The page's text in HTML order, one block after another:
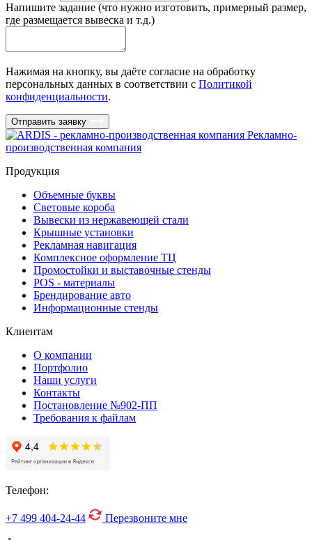
Напишите задание (что нужно изготовить, примерный размер,
где размещается вывеска и т.д.)
Нажимая на кнопку, вы даёте согласие на обработку
персональных данных в соответствии c Политикой
конфиденциальности.
Отправить заявку
Рекламно-
производственная компания
Продукция
Объемные буквы
Световые короба
Вывески из нержавеющей стали
Крышные установки
Рекламная навигация
Комплексное оформление ТЦ
Промостойки и выставочные стенды
POS - материалы
Брендирование авто
Информационные стенды
Клиентам
О компании
Портфолио
Наши услуги
Контакты
Постановление №902-ПП
Требования к файлам
Телефон:
+7 499 404-24-44
Перезвоните мне